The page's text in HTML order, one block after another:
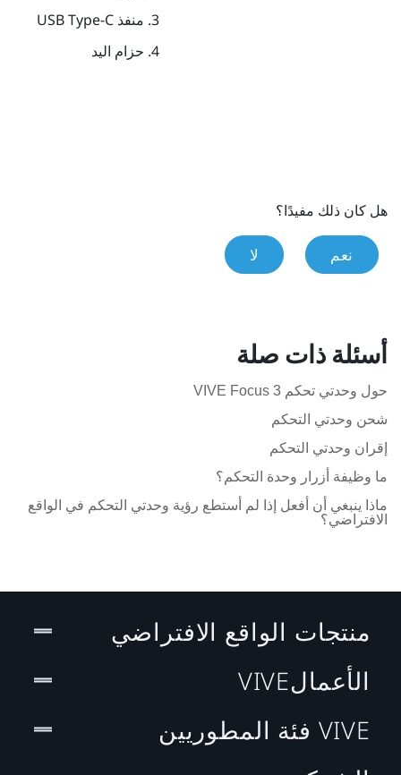
منفذUSB Type-C
حزام اليد
هل كان ذلك مفيدًا؟
نعم لا
أسئلة ذات صلة
حول وحدتي تحكم VIVE Focus 3
شحن وحدتي التحكم
إقران وحدتي التحكم
ما وظيفة أزرار وحدة التحكم؟
ماذا ينبغي أن أفعل إذا لم أستطع رؤية وحدتي التحكم في الواقع
الافتراضي؟
منتجات الواقع الافتراضي
الأعمالVIVE
VIVE فئة المطوريين